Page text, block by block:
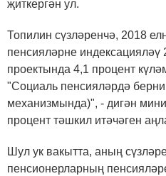
җиткергән ул.
Топилин сүзләренчә, 2018
пенсияләрне
проектында 4,1 процент
"Социаль пенсияләрдә
механизмында)", - дигән
процент тәшкил итәчәген
Шул ук вакытта, аның
пенсионерларның